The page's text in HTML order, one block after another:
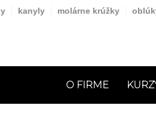
kanyly molárne krúžky
O FIRME